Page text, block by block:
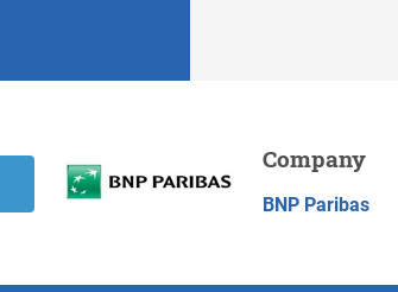
bei Personal Investors (m/w/d), München
Company
BNP Paribas